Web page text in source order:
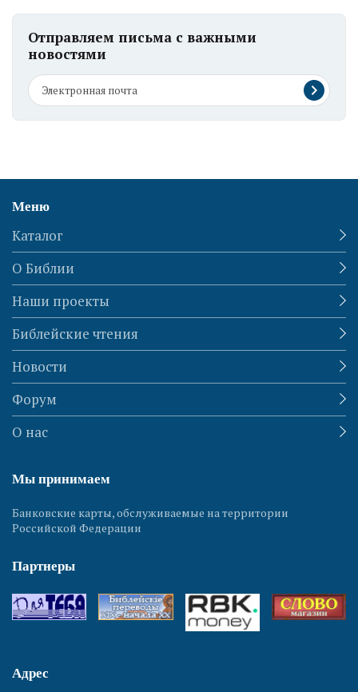
Отправляем письма с важными
новостями
Меню
Каталог
О Библии
Наши проекты
Библейские чтения
Новости
Форум
О нас
Мы принимаем
Банковские карты, обслуживаемые на территории
Российской Федерации
Партнеры
Адрес